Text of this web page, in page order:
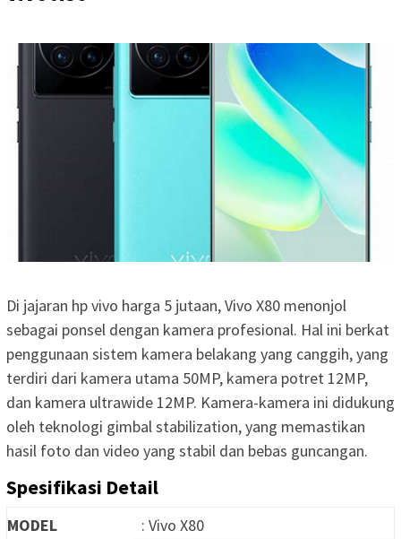
Di jajaran hp vivo harga 5 jutaan, Vivo X80 menonjol
sebagai ponsel dengan kamera profesional. Hal ini berkat
penggunaan sistem kamera belakang yang canggih, yang
terdiri dari kamera utama 50MP, kamera potret 12MP,
dan kamera ultrawide 12MP. Kamera-kamera ini didukung
oleh teknologi gimbal stabilization, yang memastikan
hasil foto dan video yang stabil dan bebas guncangan.
Spesifikasi Detail
MODEL
: Vivo X80